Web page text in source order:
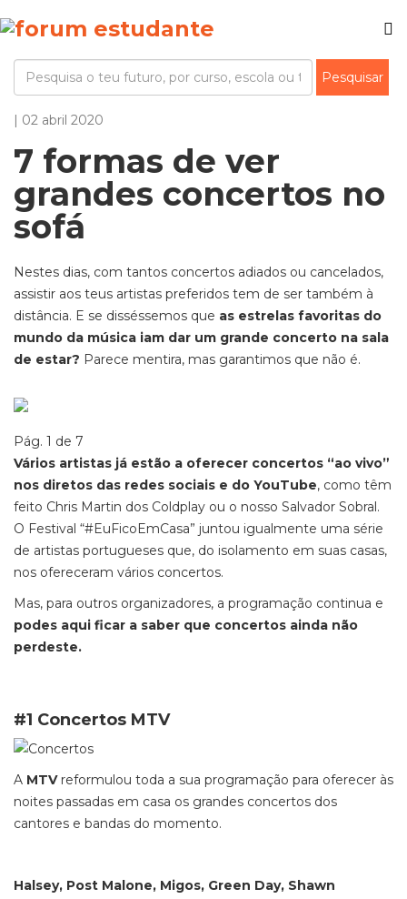
| 02 abril 2020
7 formas de ver
grandes concertos no
sofá
Nestes dias, com tantos concertos adiados ou cancelados,
assistir aos teus artistas preferidos tem de ser também à
distância. E se disséssemos que as estrelas favoritas do
mundo da música iam dar um grande concerto na sala
de estar? Parece mentira, mas garantimos que não é.
Pág. 1 de 7
Vários artistas já estão a oferecer concertos “ao vivo”
nos diretos das redes sociais e do YouTube, como têm
feito Chris Martin dos Coldplay ou o nosso Salvador Sobral.
O Festival “#EuFicoEmCasa” juntou igualmente uma série
de artistas portugueses que, do isolamento em suas casas,
nos ofereceram vários concertos.
Mas, para outros organizadores, a programação continua e
podes aqui ficar a saber que concertos ainda não
perdeste.
#1 Concertos MTV
A MTVreformulou toda a sua programação para oferecer às
noites passadas em casa os grandes concertos dos
cantores e bandas do momento.
Halsey, Post Malone, Migos, Green Day, Shawn